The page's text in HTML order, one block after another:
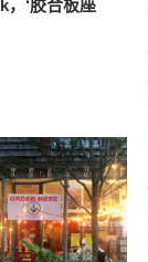
‘胶合板座